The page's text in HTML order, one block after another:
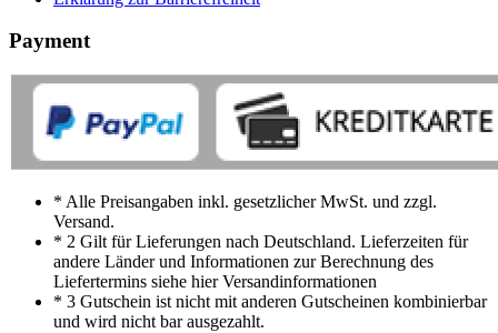
Payment
* Alle Preisangaben inkl. gesetzlicher MwSt. und zzgl.
Versand.
* 2 Gilt für Lieferungen nach Deutschland. Lieferzeiten für
andere Länder und Informationen zur Berechnung des
Liefertermins siehe hier Versandinformationen
* 3 Gutschein ist nicht mit anderen Gutscheinen kombinierbar
und wird nicht bar ausgezahlt.